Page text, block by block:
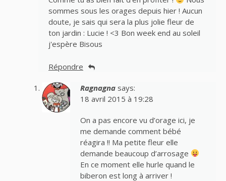
sommes sous les orages depuis hier ! Aucun
doute, je sais qui sera la plus jolie fleur de
ton jardin : Lucie ! <3 Bon week end au soleil
j'espère Bisous
Répondre
Ragnagna says:
18 avril 2015 à 19:28
On a pas encore vu d’orage ici, je
me demande comment bébé
réagira !! Ma petite fleur elle
demande beaucoup d’arrosage
En ce moment elle hurle quand le
biberon est long à arriver !